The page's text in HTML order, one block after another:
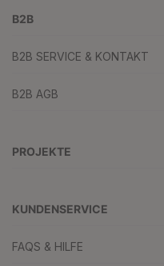
B2B
B2B SERVICE & KONTAKT
B2B AGB
PROJEKTE
KUNDENSERVICE
FAQS & HILFE